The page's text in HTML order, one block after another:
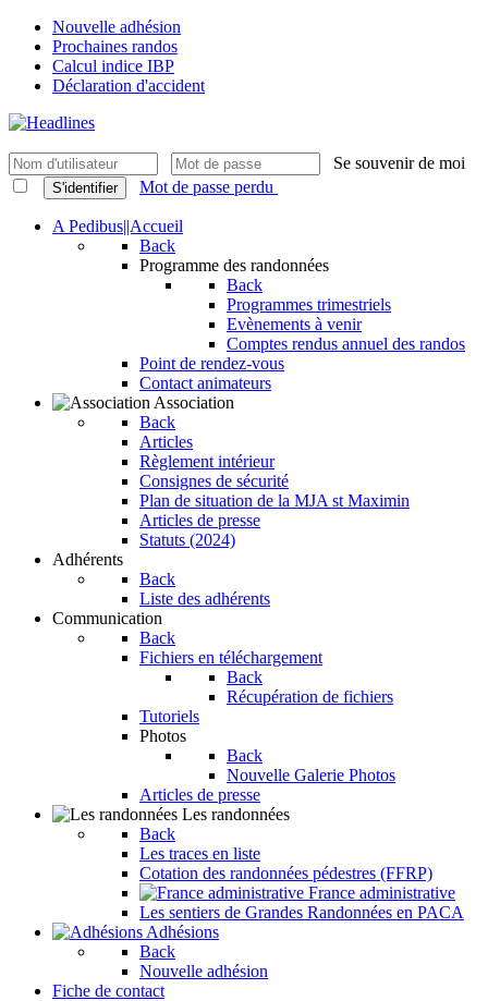
Nouvelle adhésion
Prochaines randos
Calcul indice IBP
Déclaration d'accident
Se souvenir de moi
S'identifier Mot de passe perdu
A Pedibus||Accueil
Back
Programme des randonnées
Back
Programmes trimestriels
Evènements à venir
Comptes rendus annuel des randos
Point de rendez-vous
Contact animateurs
Association
Back
Articles
Règlement intérieur
Consignes de sécurité
Plan de situation de la MJA st Maximin
Articles de presse
Statuts (2024)
Adhérents
Back
Liste des adhérents
Communication
Back
Fichiers en téléchargement
Back
Récupération de fichiers
Tutoriels
Photos
Back
Nouvelle Galerie Photos
Articles de presse
Les randonnées
Back
Les traces en liste
Cotation des randonnées pédestres (FFRP)
France administrative
Les sentiers de Grandes Randonnées en PACA
Adhésions
Back
Nouvelle adhésion
Fiche de contact